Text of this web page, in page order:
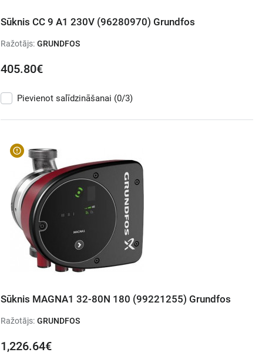
Sūknis CC 9 A1 230V (96280970) Grundfos
Ražotājs: GRUNDFOS
405.80€
Pievienot salīdzināšanai (0/3)
Sūknis MAGNA1 32-80N 180 (99221255) Grundfos
Ražotājs: GRUNDFOS
1,226.64€